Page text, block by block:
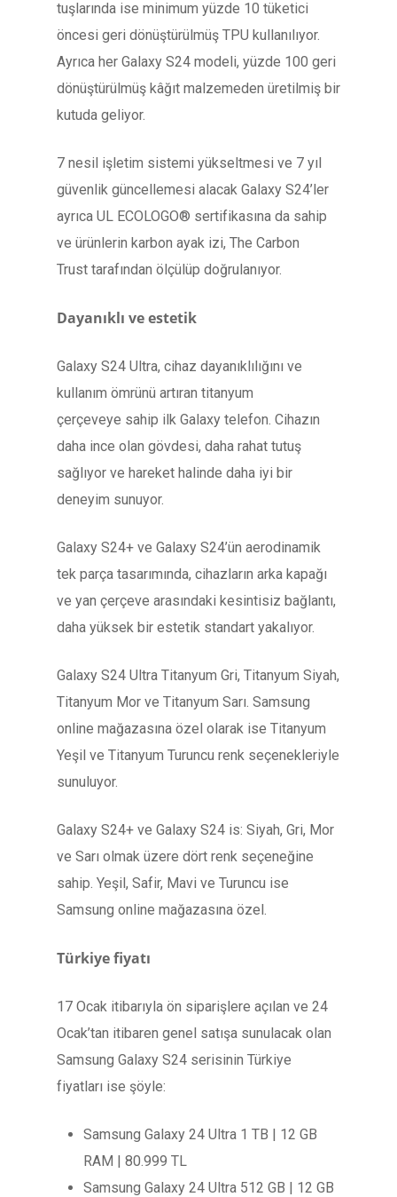
tuşlarında ise minimum yüzde 10 tüketici
öncesi geri dönüştürülmüş TPU kullanılıyor.
Ayrıca her Galaxy S24 modeli, yüzde 100 geri
dönüştürülmüş kâğıt malzemeden üretilmiş bir
kutuda geliyor.
7 nesil işletim sistemi yükseltmesi ve 7 yıl
güvenlik güncellemesi alacak Galaxy S24’ler
ayrıca UL ECOLOGO® sertifikasına da sahip
ve ürünlerin karbon ayak izi, The Carbon
Trust tarafından ölçülüp doğrulanıyor.
Dayanıklı ve estetik
Galaxy S24 Ultra, cihaz dayanıklılığını ve
kullanım ömrünü artıran titanyum
çerçeveye sahip ilk Galaxy telefon. Cihazın
daha ince olan gövdesi, daha rahat tutuş
sağlıyor ve hareket halinde daha iyi bir
deneyim sunuyor.
Galaxy S24+ ve Galaxy S24’ün aerodinamik
tek parça tasarımında, cihazların arka kapağı
ve yan çerçeve arasındaki kesintisiz bağlantı,
daha yüksek bir estetik standart yakalıyor.
Galaxy S24 Ultra Titanyum Gri, Titanyum Siyah,
Titanyum Mor ve Titanyum Sarı. Samsung
online mağazasına özel olarak ise Titanyum
Yeşil ve Titanyum Turuncu renk seçenekleriyle
sunuluyor.
Galaxy S24+ ve Galaxy S24 is: Siyah, Gri, Mor
ve Sarı olmak üzere dört renk seçeneğine
sahip. Yeşil, Safir, Mavi ve Turuncu ise
Samsung online mağazasına özel.
Türkiye fiyatı
17 Ocak itibarıyla ön siparişlere açılan ve 24
Ocak’tan itibaren genel satışa sunulacak olan
Samsung Galaxy S24 serisinin Türkiye
fiyatları ise şöyle:
Samsung Galaxy 24 Ultra 1 TB | 12 GB
RAM | 80.999 TL
Samsung Galaxy 24 Ultra 512 GB | 12 GB